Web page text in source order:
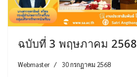
ฉบับที่ 3 พฤษภาคม 2568
Webmaster 30 กรกฎาคม 2568